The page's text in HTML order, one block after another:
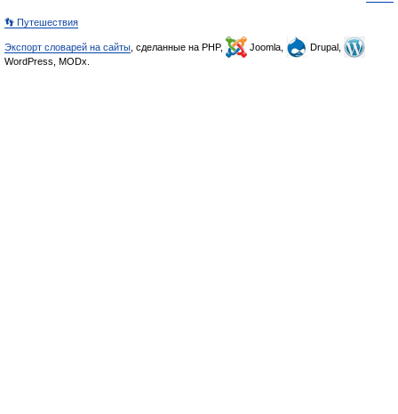
👣 Путешествия
Экспорт словарей на сайты , сделанные на PHP, Joomla,
Drupal,
WordPress, MODx.